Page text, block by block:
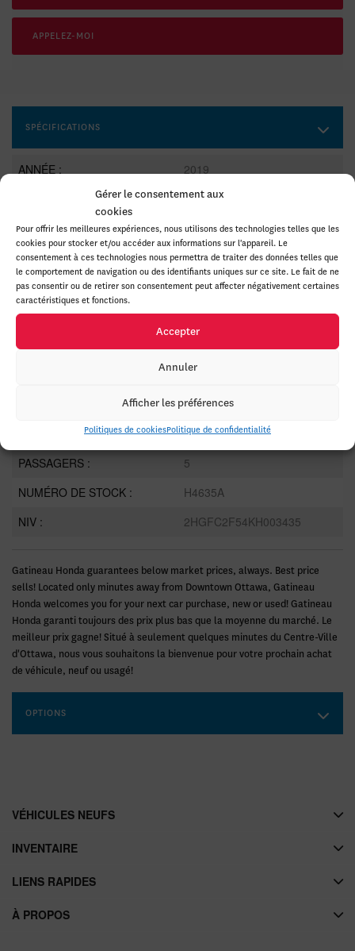
Gérer le consentement aux
cookies
Pour offrir les meilleures expériences, nous utilisons des technologies telles que les
cookies pour stocker et/ou accéder aux informations sur l'appareil. Le
consentement à ces technologies nous permettra de traiter des données telles que
le comportement de navigation ou des identifiants uniques sur ce site. Le fait de ne
pas consentir ou de retirer son consentement peut affecter négativement certaines
caractéristiques et fonctions.
Accepter
Annuler
Afficher les préférences
Politiques de cookiesPolitique de confidentialité
SPÉCIFICATIONS
ANNÉE :
2019
94 273 km
TRANSMISSION :
CVT
MOTRICITÉ :
Traction avant
MOTEUR :
4 Cylindres
MOTEUR (L) :
4 Cylinder Engine
CARBURANT :
Blanc (NH883P)
4
COULEUR INTÉRIEUR:
Noir
PASSAGERS :
5
NUMÉRO DE STOCK :
H4635A
NIV :
2HGFC2F54KH003435
Gatineau Honda guarantees below market prices, always. Best price
sells! Located only minutes away from Downtown Ottawa, Gatineau
Honda welcomes you for your next car purchase, new or used! Gatineau
Honda garanti toujours des prix plus bas que la moyenne du marché. Le
meilleur prix gagne! Situé à seulement quelques minutes du Centre-Ville
d'Ottawa, nous vous souhaitons la bienvenue pour votre prochain achat
de véhicule, neuf ou usagé!
OPTIONS
APPELEZ-MOI
VÉHICULES NEUFS
INVENTAIRE
LIENS RAPIDES
À PROPOS